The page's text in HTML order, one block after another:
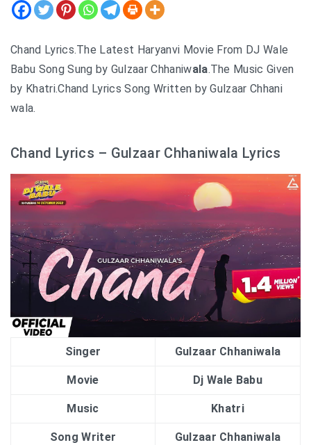
Chand Lyrics.The Latest Haryanvi Movie From DJ Wale
Babu Song Sung by Gulzaar Chhaniwala.The Music Given
by Khatri.Chand Lyrics Song Written by Gulzaar Chhani
wala.
Chand Lyrics – Gulzaar Chhaniwala Lyrics
Singer Gulzaar Chhaniwala
Movie Dj Wale Babu
Music Khatri
Song Writer Gulzaar Chhaniwala